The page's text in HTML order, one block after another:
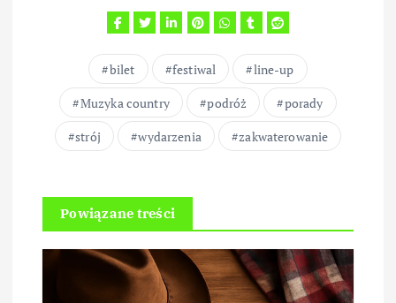
bilet festiwal
line-up
Muzyka country
podróż
porady
strój
wydarzenia zakwaterowanie
Powiązane treści